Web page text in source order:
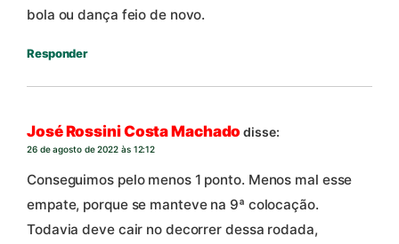
bola ou dança feio de novo.
Responder
José Rossini Costa Machado disse:
26 de agosto de 2022 às 12:12
Conseguimos pelo menos 1 ponto. Menos mal esse
empate, porque se manteve na 9ª colocação.
Todavia deve cair no decorrer dessa rodada,